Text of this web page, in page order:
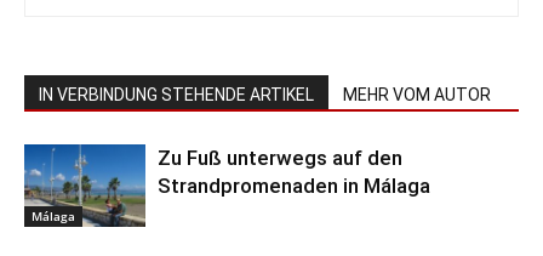
IN VERBINDUNG STEHENDE ARTIKEL MEHR VOM AUTOR
Málaga
Zu Fuß unterwegs auf den
Strandpromenaden in Málaga